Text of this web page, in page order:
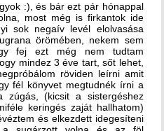
:), és bár ezt pár hónappal
most még is firkantok ide
sok negaív levél elolvasása
örömében, nekem sem
fej ezt még nem tudtam
mindez 3 éve tart, sőt lehet,
röviden leírni amit
fél könyvet megtudnék írni a
(kicsit a sistergéshez
keringés zaját hallhatom)
és elkezdett idegesíteni